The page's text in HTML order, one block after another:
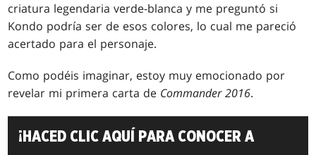
criatura legendaria verde-blanca y me preguntó si
Kondo podría ser de esos colores, lo cual me pareció
acertado para el personaje.
Como podéis imaginar, estoy muy emocionado por
revelar mi primera carta de Commander 2016.
¡HACED CLIC AQUÍ PARA CONOCER A